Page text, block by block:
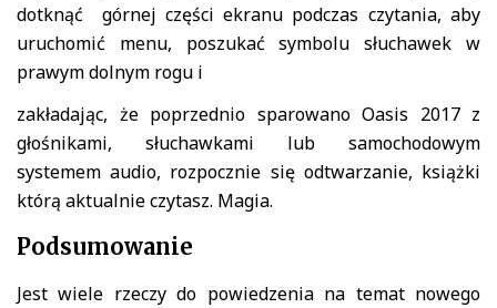
dotknąć górnej części ekranu podczas czytania, aby
uruchomić menu, poszukać symbolu słuchawek w
prawym dolnym rogu i
zakładając, że poprzednio sparowano Oasis 2017 z
głośnikami, słuchawkami lub samochodowym
systemem audio, rozpocznie się odtwarzanie, książki
którą aktualnie czytasz. Magia.
Podsumowanie
Jest wiele rzeczy do powiedzenia na temat nowego